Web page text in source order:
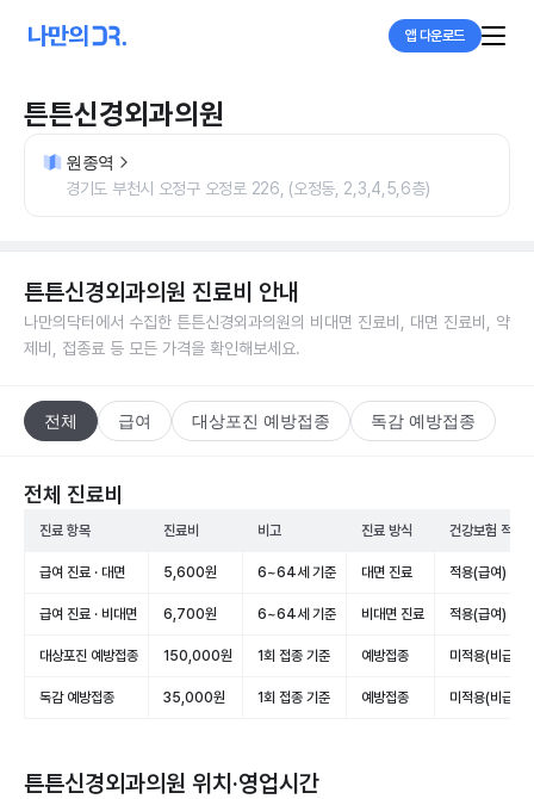
앱 다운로드
튼튼신경외과의원
원종역
경기도 부천시 오정구 오정로 226, (오정동, 2,3,4,5,6층)
튼튼신경외과의원 진료비 안내
나만의닥터에서 수집한 튼튼신경외과의원의 비대면 진료비, 대면 진료비, 약
제비, 접종료 등 모든 가격을 확인해보세요.
전체 급여 대상포진 예방접종 독감 예방접종
전체 진료비
진료 항목 진료비 비고 진료 방식 건강보험 적용
급여 진료 · 대면 5,600원 6~64세 기준 대면 진료 적용(급여)
급여 진료 · 비대면 6,700원 6~64세 기준 비대면 진료 적용(급여)
대상포진 예방접종 150,000원 1회 접종 기준 예방접종 미적용(비급여)
독감 예방접종 35,000원 1회 접종 기준 예방접종 미적용(비급여)
튼튼신경외과의원 위치·영업시간